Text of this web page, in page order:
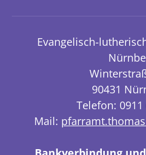
Evangelisch-
90431
Telefon: 0911
Mail: